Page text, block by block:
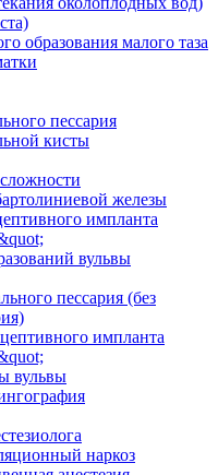
образования малого таза
пессария
кисты
железы
импланта
вульвы
пессария (без
импланта
вульвы
наркоз